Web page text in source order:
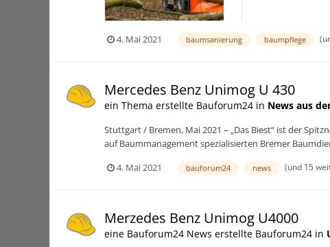
4. Mai 2021 baumsanierung baumpflege
Mercedes Benz Unimog U 430
ein Thema erstellte Bauforum24 in News aus
Stuttgart / Bremen, Mai 2021 – „Das Biest“ ist der
auf Baummanagement spezialisierten Bremer
4. Mai 2021
bauforum24 news (und 15
Merzedes Benz Unimog U4000
eine Bauforum24 News erstellte Bauforum24 in